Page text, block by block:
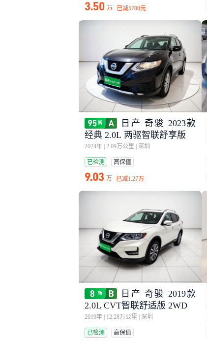
3.50 万 已减5700元
日产 奇骏 2023款
经典 2.0L 两驱智联舒享版
2024年 2.09万公里 深圳
已检测 高保值
9.03 万 已减1.27万
日产 奇骏 2019款
2.0L CVT智联舒适版 2WD
2019年 12.28万公里 深圳
已检测 高保值